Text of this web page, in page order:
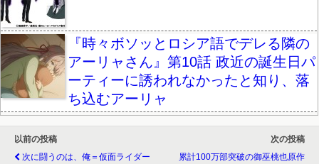
『時々ボソッとロシア語でデレる隣の
アーリャさん』第10話 政近の誕生日パ
ーティーに誘われなかったと知り、落
ち込むアーリャ
以前の投稿
次に闘うのは、俺＝仮面ライダー
次の投稿
累計100万部突破の御巫桃也原作